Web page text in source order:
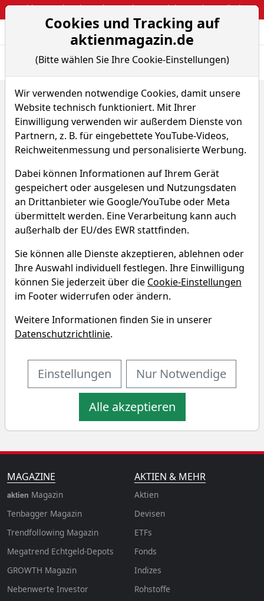
Webinar: So kassierst du trotzdem attraktive Optionsprämien
Aktien- und
Home ETFs
COMGEST GROWTH MID CAPS EURP
Renditedreieck
COMGEST GROWTH MID CAPS
EURP
WYZD
WKN 631027
ISIN IE0004766014
COMGEST GROWTH MID CAPS
EURP Renditedreieck
Entdecken Sie auf einen Blick die Performance des
COMGEST GROWTH MID CAPS EURP ETF über
verschiedene Zeiträume hinweg.
MAGAZINE
aktien Magazin
Tenbagger Magazin
Trendfollowing Magazin
Megatrend Echtgeld-Depots
GROWTH Magazin
Nebenwerte Investor
AKTIEN & MEHR
Aktien
Devisen
ETFs
Fonds
Indizes
Rohstoffe
Cookies und Tracking auf
aktienmagazin.de
(Bitte wählen Sie Ihre Cookie-Einstellungen)
Wir verwenden notwendige Cookies, damit unsere
Website technisch funktioniert. Mit Ihrer
Einwilligung verwenden wir außerdem Dienste von
Partnern, z. B. für eingebettete YouTube-Videos,
Reichweitenmessung und personalisierte Werbung.
Dabei können Informationen auf Ihrem Gerät
gespeichert oder ausgelesen und Nutzungsdaten
an Drittanbieter wie Google/YouTube oder Meta
übermittelt werden. Eine Verarbeitung kann auch
außerhalb der EU/des EWR stattfinden.
Sie können alle Dienste akzeptieren, ablehnen oder
Ihre Auswahl individuell festlegen. Ihre Einwilligung
können Sie jederzeit über die Cookie-Einstellungen
im Footer widerrufen oder ändern.
Weitere Informationen finden Sie in unserer
Datenschutzrichtlinie.
Einstellungen Nur Notwendige
Alle akzeptieren